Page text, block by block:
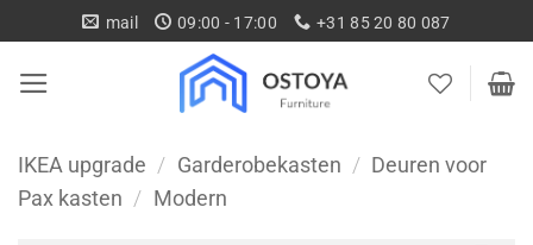
naar
inhoud
mail 09:00 - 17:00 +31 85 20 80 087
IKEA upgrade / Garderobekasten /
Deuren voor
Pax kasten / Modern